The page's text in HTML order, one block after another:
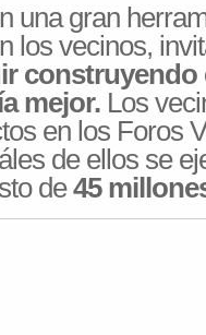
una gran
los vecinos,
construyendo
mejor. Los
en los Foros
de ellos se
de45